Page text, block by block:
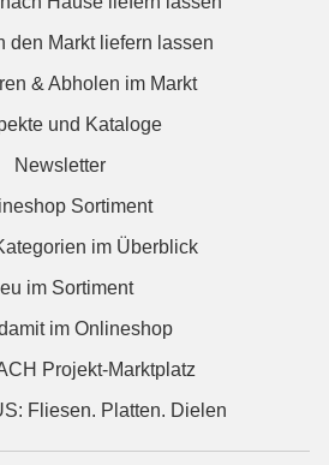
den Markt liefern lassen
& Abholen im Markt
und Kataloge
Newsletter
Sortiment
im Überblick
im Sortiment
im Onlineshop
Projekt-Marktplatz
Fliesen. Platten. Dielen